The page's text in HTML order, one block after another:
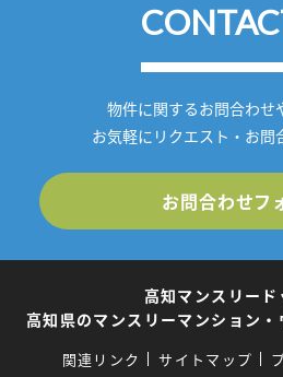
物件に関するお問合わせ
お気軽にリクエスト・お問
お問合わせフ
高知マンスリード
高知県のマンスリーマンション
関連リンク サイトマップ